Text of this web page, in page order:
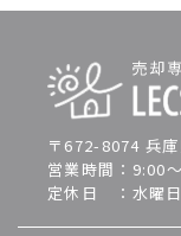
〒672-8074 兵
営業時間：9:00
定休日 ：水曜日